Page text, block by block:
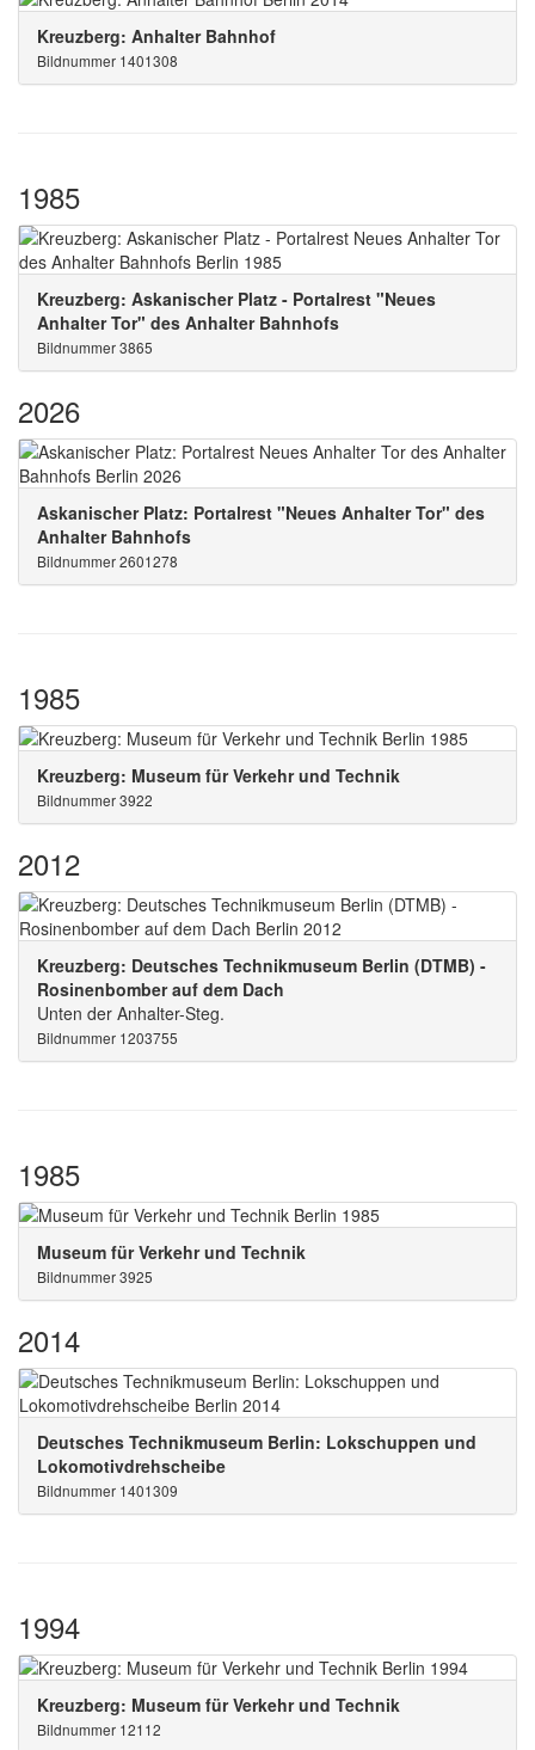
Kreuzberg: Anhalter Bahnhof
Bildnummer 1401308
1985
Kreuzberg: Askanischer Platz - Portalrest "Neues
Anhalter Tor" des Anhalter Bahnhofs
Bildnummer 3865
2026
Askanischer Platz: Portalrest "Neues Anhalter Tor" des
Anhalter Bahnhofs
Bildnummer 2601278
1985
Kreuzberg: Museum für Verkehr und Technik
Bildnummer 3922
2012
Kreuzberg: Deutsches Technikmuseum Berlin (DTMB) -
Rosinenbomber auf dem Dach
Unten der Anhalter-Steg.
Bildnummer 1203755
1985
Museum für Verkehr und Technik
Bildnummer 3925
2014
Deutsches Technikmuseum Berlin: Lokschuppen und
Lokomotivdrehscheibe
Bildnummer 1401309
1994
Kreuzberg: Museum für Verkehr und Technik
Bildnummer 12112